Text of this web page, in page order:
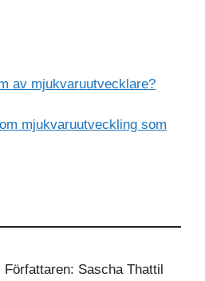
av mjukvaruutvecklare?
mjukvaruutveckling som
Författaren: Sascha Thattil